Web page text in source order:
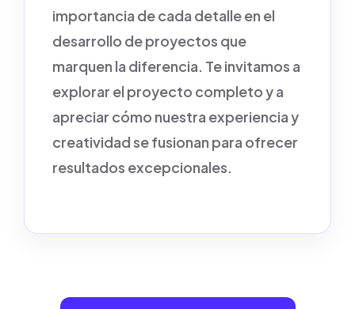
importancia de cada detalle en el
desarrollo de proyectos que
marquen la diferencia. Te invitamos a
explorar el proyecto completo y a
apreciar cómo nuestra experiencia y
creatividad se fusionan para ofrecer
resultados excepcionales.